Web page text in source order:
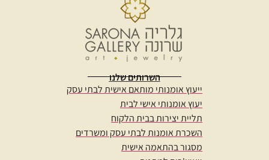
השרותים שלנו
ייעוץ אומנותי מותאם אישית לבתי עסק
יעוץ אומנותי אישי לבית
תליית יצירות בבית הלקוח
השכרת אומנות לבתי עסק ומשרדים
מסגור בהתאמה אישית